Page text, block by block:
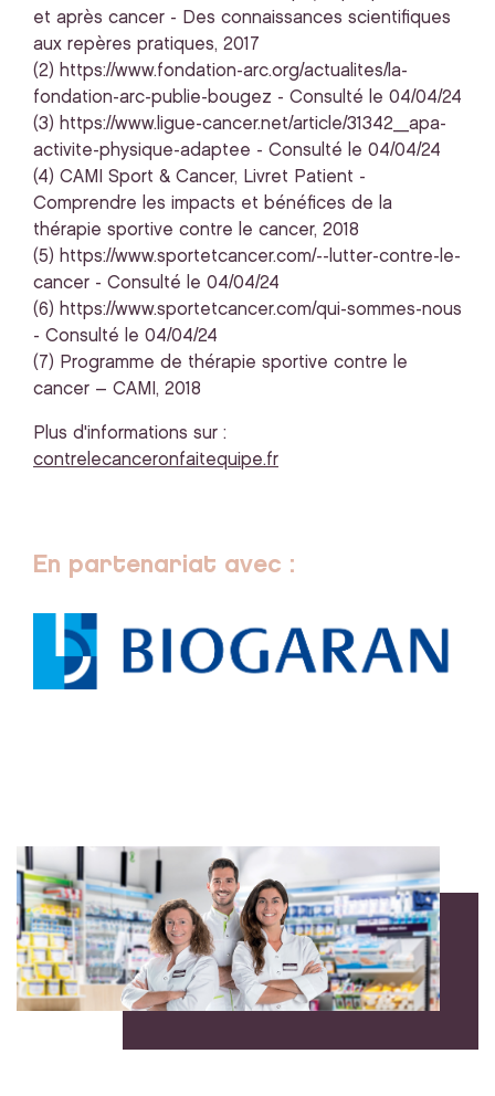
et après cancer - Des connaissances scientifiques
aux repères pratiques, 2017
(2) https://www.fondation-arc.org/actualites/la-
fondation-arc-publie-bougez - Consulté le 04/04/24
(3) https://www.ligue-cancer.net/article/31342_apa-
activite-physique-adaptee - Consulté le 04/04/24
(4) CAMI Sport & Cancer, Livret Patient -
Comprendre les impacts et bénéfices de la
thérapie sportive contre le cancer, 2018
(5) https://www.sportetcancer.com/--lutter-contre-le-
cancer - Consulté le 04/04/24
(6) https://www.sportetcancer.com/qui-sommes-nous
- Consulté le 04/04/24
(7) Programme de thérapie sportive contre le
cancer – CAMI, 2018
Plus d'informations sur :
contrelecanceronfaitequipe.fr
En partenariat avec :